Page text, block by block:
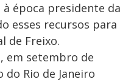
à época presidente da
esses recursos para
de Freixo.
em setembro de
Rio de Janeiro